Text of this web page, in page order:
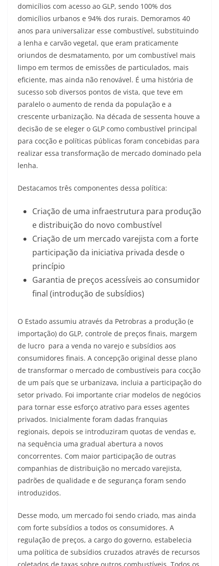
domicílios com acesso ao GLP, sendo 100% dos
domicílios urbanos e 94% dos rurais. Demoramos 40
anos para universalizar esse combustível, substituindo
a lenha e carvão vegetal, que eram praticamente
oriundos de desmatamento, por um combustível mais
limpo em termos de emissões de particulados, mais
eficiente, mas ainda não renovável. É uma história de
sucesso sob diversos pontos de vista, que teve em
paralelo o aumento de renda da população e a
crescente urbanização. Na década de sessenta houve a
decisão de se eleger o GLP como combustível principal
para cocção e políticas públicas foram concebidas para
realizar essa transformação de mercado dominado pela
lenha.
Destacamos três componentes dessa política:
Criação de uma infraestrutura para produção
e distribuição do novo combustível
Criação de um mercado varejista com a forte
participação da iniciativa privada desde o
princípio
Garantia de preços acessíveis ao consumidor
final (introdução de subsídios)
O Estado assumiu através da Petrobras a produção (e
importação) do GLP, controle de preços finais, margem
de lucro para a venda no varejo e subsídios aos
consumidores finais. A concepção original desse plano
de transformar o mercado de combustíveis para cocção
de um país que se urbanizava, incluia a participação do
setor privado. Foi importante criar modelos de negócios
para tornar esse esforço atrativo para esses agentes
privados. Inicialmente foram dadas franquias
regionais, depois se introduziram quotas de vendas e,
na sequência uma gradual abertura a novos
concorrentes. Com maior participação de outras
companhias de distribuição no mercado varejista,
padrões de qualidade e de segurança foram sendo
introduzidos.
Desse modo, um mercado foi sendo criado, mas ainda
com forte subsídios a todos os consumidores. A
regulação de preços, a cargo do governo, estabelecia
uma política de subsídios cruzados através de recursos